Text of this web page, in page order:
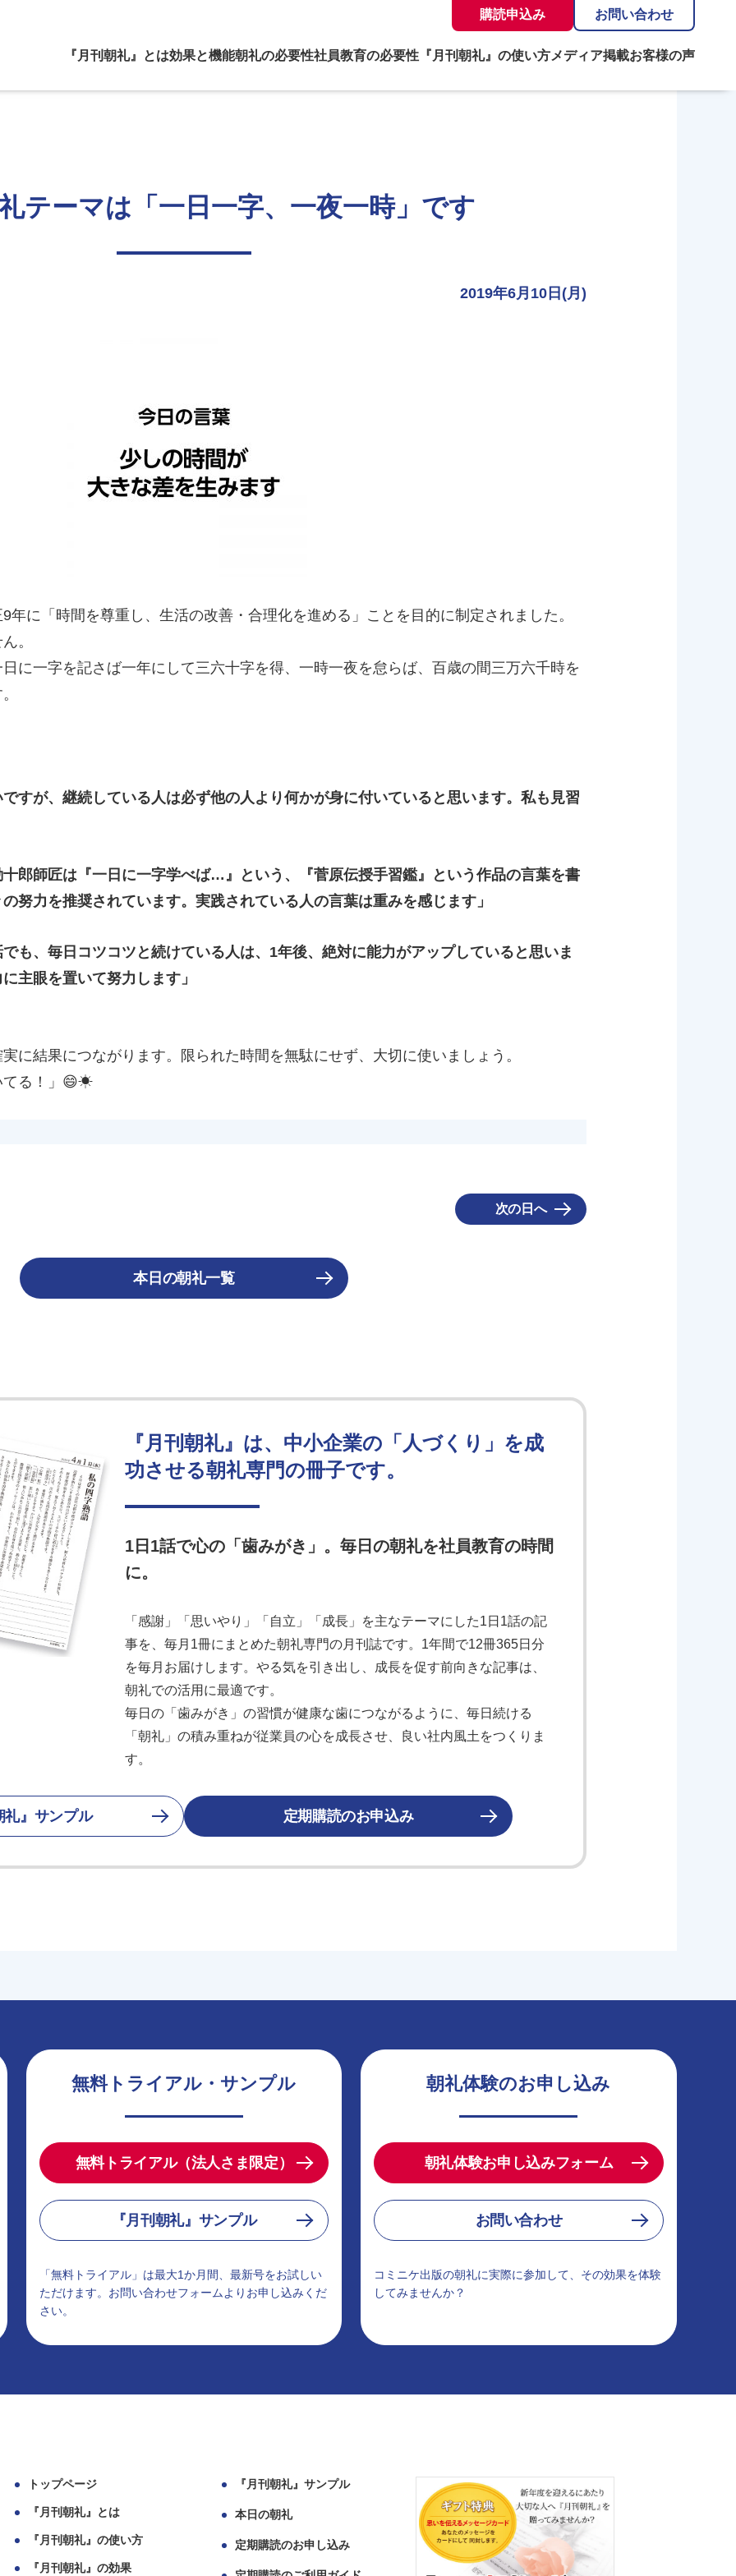
購読申込み お問い合わせ
『月刊朝礼』とは効果と機能朝礼の必要性社員教育の必要性 『月刊朝礼』の使い方メディア掲載お客様の声
テーマは「一日一字、一夜一時」です
2019年6月10日(月)
年に「時間を尊重し、生活の改善・合理化を進める」ことを目的に制定されました。
。
一字を記さば一年にして三六十字を得、一時一夜を怠らば、百歳の間三万六千時を
すが、継続している人は必ず他の人より何かが身に付いていると思います。私も見習
郎師匠は『一日に一字学べば…』という、『菅原伝授手習鑑』という作品の言葉を書
努力を推奨されています。実践されている人の言葉は重みを感じます」
も、毎日コツコツと続けている人は、1年後、絶対に能力がアップしていると思いま
主眼を置いて努力します」
結果につながります。限られた時間を無駄にせず、大切に使いましょう。
てる！」😄☀
次の日へ
本日の朝礼一覧
『月刊朝礼』は、中小企業の「人づくり」を成
功させる朝礼専門の冊子です。
1日1話で心の「歯みがき」。毎日の朝礼を社員教育の時間
に。
「感謝」「思いやり」「自立」「成長」を主なテーマにした1日1話の記
事を、毎月1冊にまとめた朝礼専門の月刊誌です。1年間で12冊365日分
を毎月お届けします。やる気を引き出し、成長を促す前向きな記事は、
朝礼での活用に最適です。
毎日の「歯みがき」の習慣が健康な歯につながるように、毎日続ける
「朝礼」の積み重ねが従業員の心を成長させ、良い社内風土をつくりま
す。
礼』サンプル 定期購読のお申込み
無料トライアル・サンプル
無料トライアル（法人さま限定）
『月刊朝礼』サンプル
「無料トライアル」は最大1か月間、最新号をお試しい
ただけます。お問い合わせフォームよりお申し込みくだ
さい。
朝礼体験のお申し込み
朝礼体験お申し込みフォーム
お問い合わせ
コミニケ出版の朝礼に実際に参加して、その効果を体験
してみませんか？
トップページ
『月刊朝礼』とは
『月刊朝礼』の使い方
『月刊朝礼』の効果
『月刊朝礼』サンプル
本日の朝礼
定期購読のお申し込み